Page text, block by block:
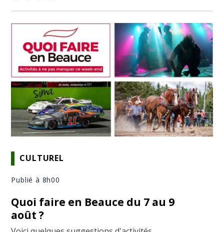
CULTUREL
Publié à 8h00
Quoi faire en Beauce du 7 au 9
août ?